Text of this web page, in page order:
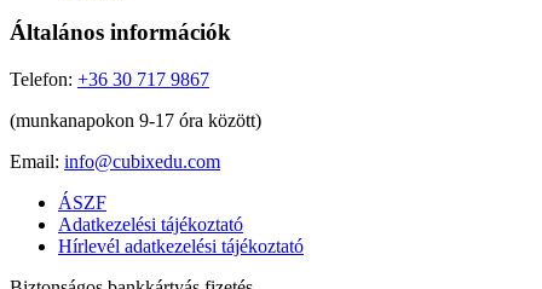
Általános információk
Telefon: +36 30 717 9867
(munkanapokon 9-17 óra között)
Email: info@cubixedu.com
ÁSZF
Adatkezelési tájékoztató
Hírlevél adatkezelési tájékoztató